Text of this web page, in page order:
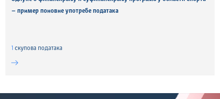
– пример поновне употребе података
скуповa података